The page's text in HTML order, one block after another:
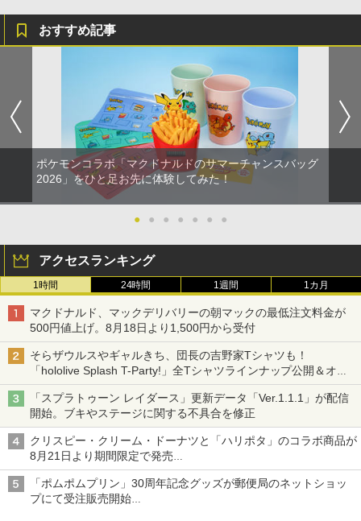
おすすめ記事
ポケモンコラボ「マクドナルドのサマーチャンスバッグ
2026」をひと足お先に体験してみた！
● ● ● ● ● ● ●
アクセスランキング
1時間 24時間 1週間 1カ月
マクドナルド、マックデリバリーの朝マックの最低注文料金が
500円値上げ。8月18日より1,500円から受付
そらザウルスやギャルきち、団長の吉野家Tシャツも！
「hololive Splash T-Party!」全Tシャツラインナップ公開＆オン
ライン販売開始
「スプラトゥーン レイダース」更新データ「Ver.1.1.1」が配信
開始。ブキやステージに関する不具合を修正
クリスピー・クリーム・ドーナツと「ハリポタ」のコラボ商品が
8月21日より期間限定で発売
組分け帽子ドーナツなど見た目も楽しい商品が登場
「ポムポムプリン」30周年記念グッズが郵便局のネットショッ
プにて受注販売開始